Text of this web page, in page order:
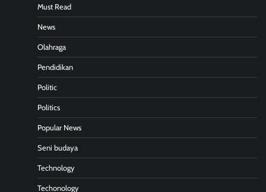
Must Read
News
Olahraga
Pendidikan
Politic
Politics
Popular News
Seni budaya
Technology
Techonology